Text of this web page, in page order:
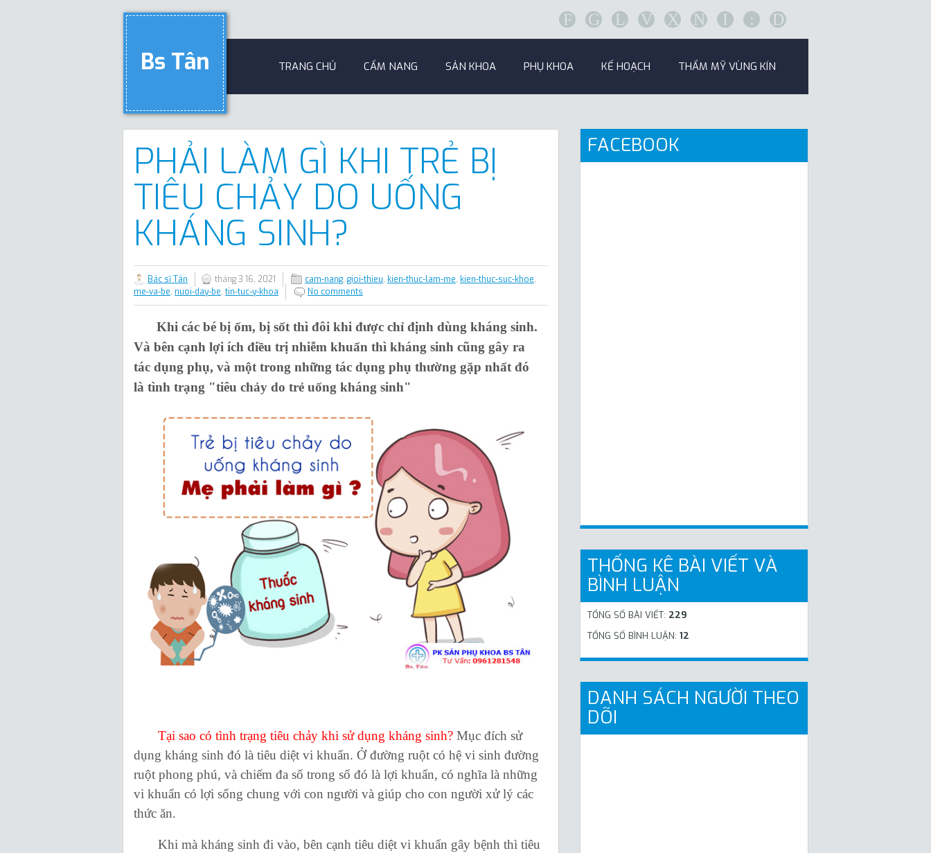
F G L V X N I : D
Bs Tân TRANG CHỦ CẨM NANG SẢN KHOA PHỤ KHOA KẾ HOẠCH THẨM MỸ VÙNG KÍN
PHẢI LÀM GÌ KHI TRẺ BỊ
TIÊU CHẢY DO UỐNG
KHÁNG SINH?
Bác sĩ Tân tháng 3 16, 2021 cam-nang, gioi-thieu, kien-thuc-lam-me, kien-thuc-suc-khoe,
me-va-be, nuoi-day-be, tin-tuc-y-khoa No comments
Khi các bé bị ốm, bị sốt thì đôi khi được chỉ định dùng kháng sinh.
Và bên cạnh lợi ích điều trị nhiễm khuẩn thì kháng sinh cũng gây ra
tác dụng phụ, và một trong những tác dụng phụ thường gặp nhất đó
là tình trạng "tiêu chảy do trẻ uống kháng sinh"
Tại sao có tình trạng tiêu chảy khi sử dụng kháng sinh? Mục đích sử
dụng kháng sinh đó là tiêu diệt vi khuẩn. Ở đường ruột có hệ vi sinh đường
ruột phong phú, và chiếm đa số trong số đó là lợi khuẩn, có nghĩa là những
vi khuẩn có lợi sống chung với con người và giúp cho con người xử lý các
thức ăn.
Khi mà kháng sinh đi vào, bên cạnh tiêu diệt vi khuẩn gây bệnh thì tiêu
FACEBOOK
THỐNG KÊ BÀI VIẾT VÀ
BÌNH LUẬN
TỔNG SỐ BÀI VIẾT: 229
TỔNG SỐ BÌNH LUẬN: 12
DANH SÁCH NGƯỜI THEO
DÕI